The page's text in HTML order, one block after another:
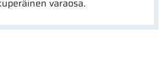
varaosa.